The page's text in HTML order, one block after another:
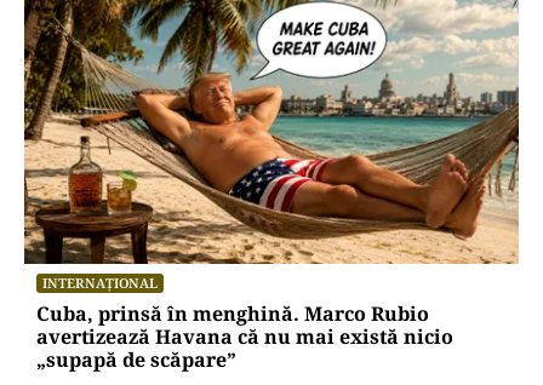
INTERNAȚIONAL
Cuba, prinsă în menghină. Marco Rubio
avertizează Havana că nu mai există nicio
„supapă de scăpare”